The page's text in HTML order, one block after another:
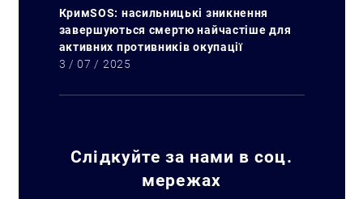
КримSOS: насильницькі зникнення
завершуються смертю найчастіше для
активних противників окупації
3 / 07 / 2025
Слідкуйте за нами в соц.
мережах